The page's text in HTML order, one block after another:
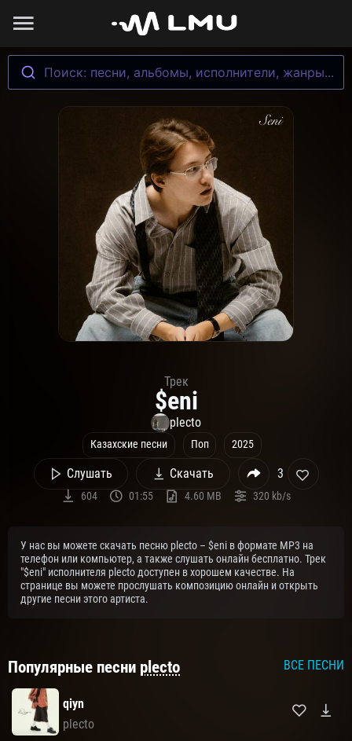
Поиск: песни, альбомы, исполнители, жанры...
Трек
$eni
plecto
Казахские песни Поп 2025
Слушать Скачать 3
604 01:55 4.60 MB 320 kb/s
У нас вы можете скачать песню plecto – $eni в формате MP3 на
телефон или компьютер, а также слушать онлайн бесплатно. Трек
"$eni" исполнителя plecto доступен в хорошем качестве. На
странице вы можете прослушать композицию онлайн и открыть
другие песни этого артиста.
Популярные песни plecto ВСЕ ПЕСНИ
qiyn
plecto